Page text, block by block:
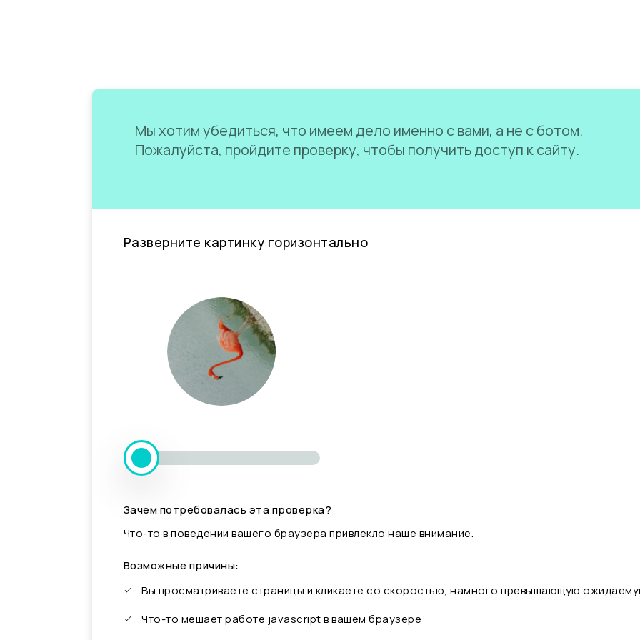
Мы хотим убедиться, что имеем дело именно с вами, а не с ботом.
Пожалуйста, пройдите проверку, чтобы получить доступ к сайту.
Разверните картинку горизонтально
Зачем потребовалась эта проверка?
Что-то в поведении вашего браузера привлекло наше внимание.
Возможные причины:
Вы просматриваете страницы и кликаете со скоростью, намного превышающую
Что-то мешает работе javascript в вашем браузере